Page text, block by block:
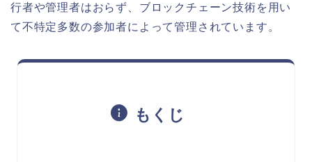
行者や管理者はおらず、ブロックチェーン技術を用い
て不特定多数の参加者によって管理されています。
もくじ